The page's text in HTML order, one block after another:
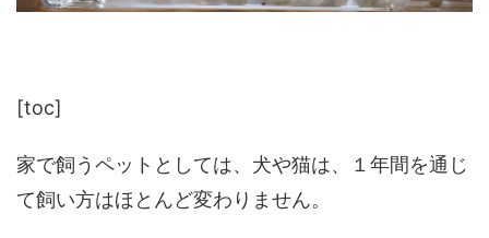
[toc]
家で飼うペットとしては、犬や猫は、１年間を通じ
て飼い方はほとんど変わりません。